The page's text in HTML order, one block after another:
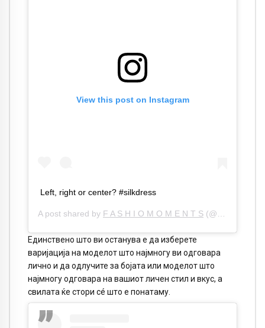
View this post on Instagram
Left, right or center? #silkdress
A post shared by F A S H I O M O M E N T S (@fashiomoments) on
Единствено што ви останува е да изберете
варијација на моделот што најмногу ви одговара
лично и да одлучите за бојата или моделот што
најмногу одговара на вашиот личен стил и вкус, а
свилата ќе стори сé што е понатаму.